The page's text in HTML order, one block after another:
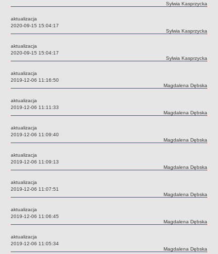
Deklaracja dostępności
PORADNIE PSYCHOLOGICZNO-PEDAGOGICZNE
Dane podstawowe
Majątek
Godziny dyżurów
Ogłoszenia
Zarządzenia
Rejestry, ewidencje, archiwa
PONOWNE WYKORZYSTYWANIE
Sprawozdania
DEKLARACJA DOSTĘPNOŚCI
OŚWIADCZENIA MAJĄTKOWE
PONOWNE WYKORZYSTYWANIE
UDOSTĘPNIANIE INFORMACJI PUBLICZNEJ
Autor:
Sylwia Kasprzycka
aktualizacja
Data:
2020-09-15 15:04:17
Autor:
Sylwia Kasprzycka
aktualizacja
Data:
2020-09-15 15:04:17
Autor:
Sylwia Kasprzycka
aktualizacja
Data:
2019-12-06 11:16:50
Autor:
Magdalena Dębska
aktualizacja
Data:
2019-12-06 11:11:33
Autor:
Magdalena Dębska
aktualizacja
Data:
2019-12-06 11:09:40
Autor:
Magdalena Dębska
aktualizacja
Data:
2019-12-06 11:09:13
Autor:
Magdalena Dębska
aktualizacja
Data:
2019-12-06 11:07:51
Autor:
Magdalena Dębska
aktualizacja
Data:
2019-12-06 11:06:45
Autor:
Magdalena Dębska
aktualizacja
Data:
2019-12-06 11:05:34
Autor:
Magdalena Dębska